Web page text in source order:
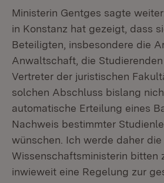
Ministerin Gentges sagte
in Konstanz hat gezeigt, dass
Beteiligten, insbesondere die
Anwaltschaft, die
Vertreter der juristischen
solchen Abschluss bislang
automatische Erteilung eines
Nachweis bestimmter
wünschen. Ich werde daher die
Wissenschaftsministerin bitten
inwieweit eine Regelung zur